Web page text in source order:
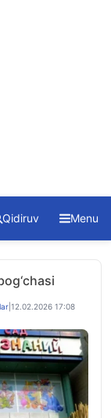
Qidiruv Menu
12.02.2026 17:08